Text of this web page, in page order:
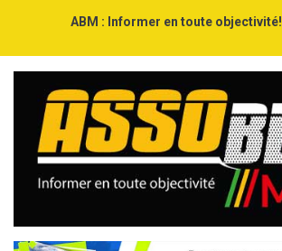
ABM : Informer en toute objectivité!